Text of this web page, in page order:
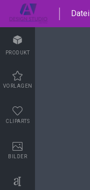
Datei
PRODUKT
VORLAGEN
CLIPARTS
BILDER